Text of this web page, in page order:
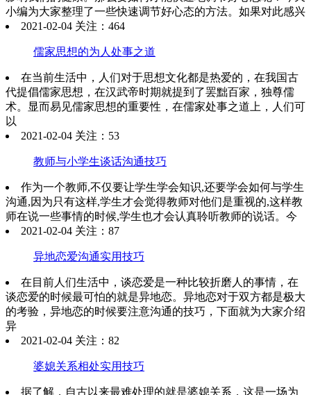
小编为大家整理了一些快速调节好心态的方法。如果对此感兴
2021-02-04 关注：464
儒家思想的为人处事之道
在当前生活中，人们对于思想文化都是热爱的，在我国古
代提倡儒家思想，在汉武帝时期就提到了罢黜百家，独尊儒
术。显而易见儒家思想的重要性，在儒家处事之道上，人们可
以
2021-02-04 关注：53
教师与小学生谈话沟通技巧
作为一个教师,不仅要让学生学会知识,还要学会如何与学生
沟通,因为只有这样,学生才会觉得教师对他们是重视的,这样教
师在说一些事情的时候,学生也才会认真聆听教师的说话。今
2021-02-04 关注：87
异地恋爱沟通实用技巧
在目前人们生活中，谈恋爱是一种比较折磨人的事情，在
谈恋爱的时候最可怕的就是异地恋。异地恋对于双方都是极大
的考验，异地恋的时候要注意沟通的技巧，下面就为大家介绍
异
2021-02-04 关注：82
婆媳关系相处实用技巧
据了解，自古以来最难处理的就是婆媳关系，这是一场为